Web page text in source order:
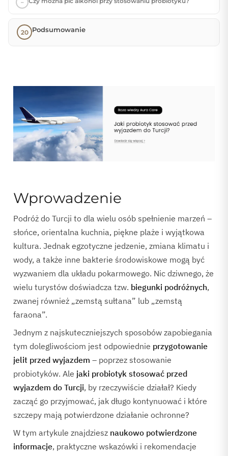
Podsumowanie
Wprowadzenie
Podróż do Turcji to dla wielu osób spełnienie marzeń –
słońce, orientalna kuchnia, piękne plaże i wyjątkowa
kultura. Jednak egzotyczne jedzenie, zmiana klimatu i
wody, a także inne bakterie środowiskowe mogą być
wyzwaniem dla układu pokarmowego. Nic dziwnego, że
wielu turystów doświadcza tzw. biegunki podróżnych,
zwanej również „zemstą sułtana” lub „zemstą
faraona”.
Jednym z najskuteczniejszych sposobów zapobiegania
tym dolegliwościom jest odpowiednie przygotowanie
jelit przed wyjazdem – poprzez stosowanie
probiotyków. Ale jaki probiotyk stosować przed
wyjazdem do Turcji, by rzeczywiście działał? Kiedy
zacząć go przyjmować, jak długo kontynuować i które
szczepy mają potwierdzone działanie ochronne?
W tym artykule znajdziesz naukowo potwierdzone
informacje, praktyczne wskazówki i rekomendacje